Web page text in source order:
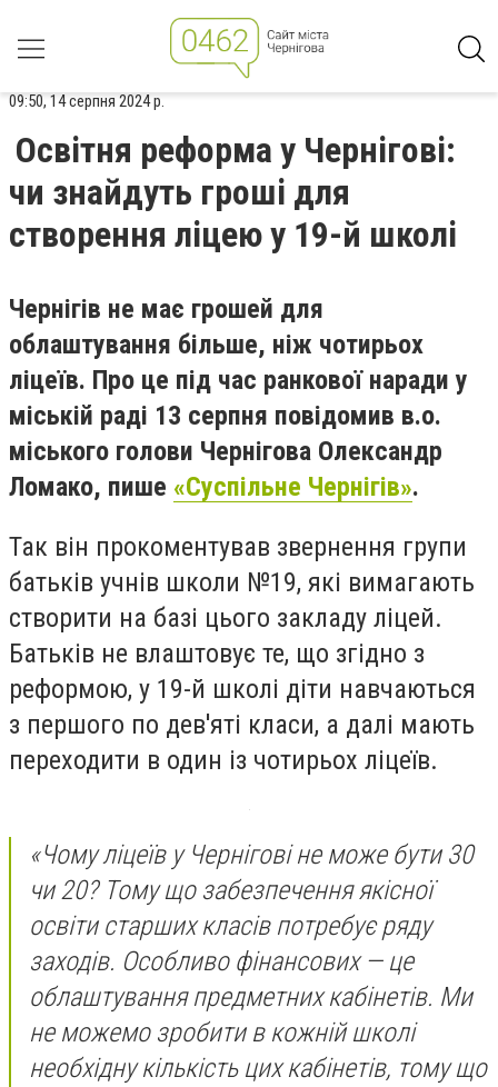
09:50, 14 серпня 2024 р.
Освітня реформа у Чернігові:
чи знайдуть гроші для
створення ліцею у 19-й школі
Чернігів не має грошей для
облаштування більше, ніж чотирьох
ліцеїв. Про це під час ранкової наради у
міській раді 13 серпня повідомив в.о.
міського голови Чернігова Олександр
Ломако, пише «Суспільне Чернігів».
Так він прокоментував звернення групи
батьків учнів школи №19, які вимагають
створити на базі цього закладу ліцей.
Батьків не влаштовує те, що згідно з
реформою, у 19-й школі діти навчаються
з першого по дев'яті класи, а далі мають
переходити в один із чотирьох ліцеїв.
«Чому ліцеїв у Чернігові не може бути 30
чи 20? Тому що забезпечення якісної
освіти старших класів потребує ряду
заходів. Особливо фінансових — це
облаштування предметних кабінетів. Ми
не можемо зробити в кожній школі
необхідну кількість цих кабінетів, тому що